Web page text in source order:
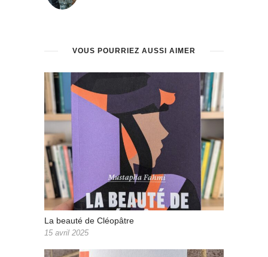
VOUS POURRIEZ AUSSI AIMER
La beauté de Cléopâtre
15 avril 2025